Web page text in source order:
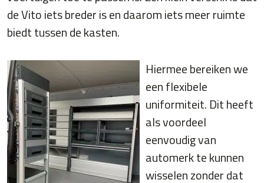
de Vito iets breder is en daarom iets meer ruimte
biedt tussen de kasten.
Hiermee bereiken we
een flexibele
uniformiteit. Dit heeft
als voordeel
eenvoudig van
automerk te kunnen
wisselen zonder dat